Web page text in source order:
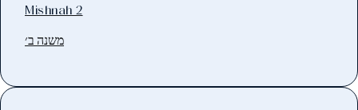
Mishnah 2
משנה ב׳